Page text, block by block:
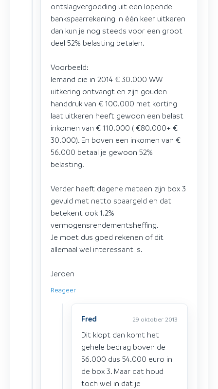
ontslagvergoeding uit een lopende
bankspaarrekening in één keer uitkeren
dan kun je nog steeds voor een groot
deel 52% belasting betalen.
Voorbeeld:
Iemand die in 2014 € 30.000 WW
uitkering ontvangt en zijn gouden
handdruk van € 100.000 met korting
laat uitkeren heeft gewoon een belast
inkomen van € 110.000 ( €80.000+ €
30.000). En boven een inkomen van €
56.000 betaal je gewoon 52%
belasting.
Verder heeft degene meteen zijn box 3
gevuld met netto spaargeld en dat
betekent ook 1.2%
vermogensrendementsheffing.
Je moet dus goed rekenen of dit
allemaal wel interessant is.
Jeroen
Reageer
Fred 29 oktober 2013
Dit klopt dan komt het
gehele bedrag boven de
56.000 dus 54.000 euro in
de box 3. Maar dat houd
toch wel in dat je